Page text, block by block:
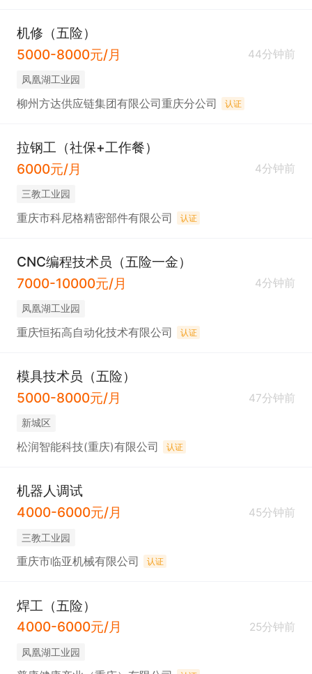
机修（五险）
5000-8000元/月
44分钟前
凤凰湖工业园
柳州方达供应链集团有限公司重庆分公司 认证
拉钢工（社保+工作餐）
6000元/月
4分钟前
三教工业园
重庆市科尼格精密部件有限公司 认证
CNC编程技术员（五险一金）
7000-10000元/月
4分钟前
凤凰湖工业园
重庆恒拓高自动化技术有限公司 认证
模具技术员（五险）
5000-8000元/月
47分钟前
新城区
松润智能科技(重庆)有限公司 认证
机器人调试
4000-6000元/月
45分钟前
三教工业园
重庆市临亚机械有限公司 认证
焊工（五险）
4000-6000元/月
25分钟前
凤凰湖工业园